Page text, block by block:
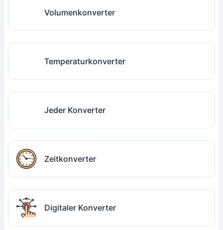
Volumenkonverter
Temperaturkonverter
Jeder Konverter
Zeitkonverter
Digitaler Konverter